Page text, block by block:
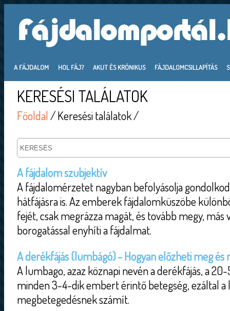
A FÁJDALOM HOL FÁJ? AKUT ÉS KRÓNIKUS FÁJDALOMCSILLAPÍTÁS
KERESÉSI TALÁLATOK
Főoldal/ Keresési találatok /
A fájdalom szubjektív
A fájdalomérzetet nagyban befolyásolja
hátfájásra is. Az emberek fájdalomküszöbe
fejét, csak megrázza magát, és tovább megy, más
borogatással enyhíti a fájdalmat.
A derékfájás (lumbágó) - Hogyan előzheti meg
A lumbago, azaz köznapi nevén a derékfájás, a
minden 3-4-dik embert érintő betegség, ezáltal a
megbetegedésnek számít.